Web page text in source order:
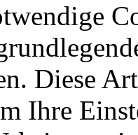
Diese
Ihre